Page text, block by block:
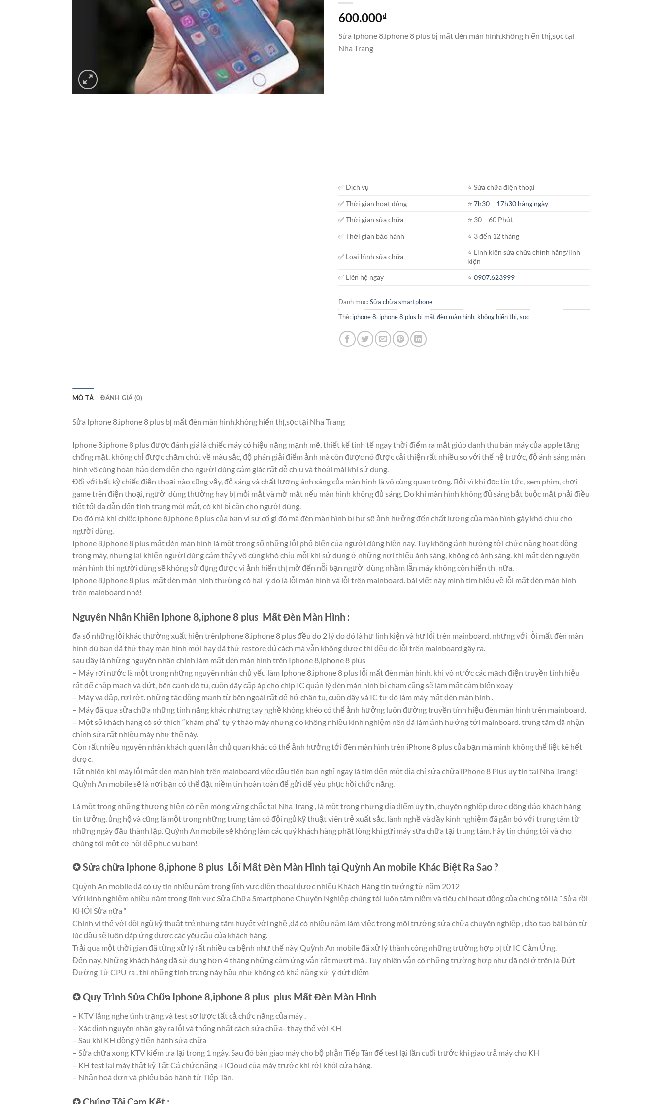
600.000₫
Sửa Iphone 8,iphone 8 plus bị mất đèn màn hình,không hiển thị,sọc tại
Nha Trang
✅ Dịch vụ
⭐️ Sửa chữa điện thoại
✅ Thời gian hoạt động
⭐️7h30 – 17h30 hàng ngày
✅ Thời gian sửa chữa
⭐️ 30 – 60 Phút
✅ Thời gian bảo hành
⭐️ 3 đến 12 tháng
✅ Loại hình sửa chữa
⭐️ Linh kiện sửa chữa chính hãng/linh
kiện
✅ Liên hệ ngay
⭐️0907.623999
Danh mục:Sửa chữa smartphone
Thẻ: iphone 8, iphone 8 plus bị mất đèn màn hình, không hiển thị, sọc
MÔ TẢ ĐÁNH GIÁ (0)
Sửa Iphone 8,iphone 8 plus bị mất đèn màn hình,không hiển thị,sọc tại Nha Trang
Iphone 8,iphone 8 plus được đánh giá là chiếc máy có hiệu năng mạnh mẽ, thiết kế tinh tế ngay thời điểm ra mắt giúp danh thu bán máy của apple tăng
chống mặt. không chỉ được chăm chút về màu sắc, độ phân giải điểm ảnh mà còn được nó được cải thiện rất nhiều so với thế hệ trước, độ ánh sáng màn
hình vô cùng hoàn hảo đem đến cho người dùng cảm giác rất dễ chịu và thoải mái khi sử dụng.
Đối với bất kỳ chiếc điện thoại nào cũng vậy, độ sáng và chất lượng ánh sáng của màn hình là vô cùng quan trọng. Bởi vì khi đọc tin tức, xem phim, chơi
game trên điện thoại, người dùng thường hay bị mỏi mắt và mờ mắt nếu màn hình không đủ sáng. Do khi màn hình không đủ sáng bắt buộc mắt phải điều
tiết tối đa dẫn đến tình trạng mỏi mắt, có khi bị cận cho người dùng.
Do đó mà khi chiếc Iphone 8,iphone 8 plus của bạn vì sự cố gì đó mà đèn màn hình bị hư sẽ ảnh hưởng đến chất lượng của màn hình gây khó chịu cho
người dùng.
Iphone 8,iphone 8 plus mất đèn màn hình là một trong số những lỗi phổ biến của người dùng hiện nay. Tuy không ảnh hưởng tới chức năng hoạt động
trong máy, nhưng lại khiến người dùng cảm thấy vô cùng khó chịu mỗi khi sử dụng ở những nơi thiếu ánh sáng, không có ánh sáng. khi mất đèn nguyên
màn hình thì người dùng sẽ không sử đụng được vì ảnh hiển thị mờ đến nỗi bạn người dùng nhầm lẫn máy không còn hiển thị nữa,
Iphone 8,iphone 8 plus mất đèn màn hình thường có hai lý do là lỗi màn hình và lỗi trên mainboard. bài viết này mình tìm hiểu về lỗi mất đèn màn hình
trên mainboard nhé!
Nguyên Nhân Khiến Iphone 8,iphone 8 plus Mất Đèn Màn Hình :
đa số những lỗi khác thường xuất hiện trênIphone 8,iphone 8 plus đều do 2 lý do dó là hư linh kiện và hư lỗi trên mainboard, nhưng với lỗi mất đèn màn
hình dù bạn đã thử thay màn hình mới hay đã thử restore đủ cách mà vẫn không được thì đều do lỗi trên mainboard gây ra.
sau đây là những nguyên nhân chính làm mất đèn màn hình trên Iphone 8,iphone 8 plus
– Máy rơi nước là một trong những nguyên nhân chủ yếu làm Iphone 8,iphone 8 plus lỗi mất đèn màn hình, khi vô nước các mạch điện truyền tính hiệu
rất dể chập mạch và đứt, bên cạnh đó tụ, cuộn dây cấp áp cho chip IC quản lý đèn màn hình bị chạm cũng sẽ làm mất cảm biến xoay
– Máy va đập, rơi rớt. những tác động mạnh từ bên ngoài rất dể hở chân tụ, cuộn dây và IC tự đó làm máy mất đèn màn hình .
– Máy đã qua sửa chữa những tính năng khác nhưng tay nghề không khéo có thể ảnh hưởng luôn đường truyền tính hiệu đèn màn hình trên mainboard.
– Một số khách hàng có sở thích “khám phá” tự ý tháo máy nhưng do không nhiều kinh nghiệm nên đã làm ảnh hưởng tới mainboard. trung tâm đã nhận
chỉnh sửa rất nhiều máy như thế này.
Còn rất nhiều nguyên nhân khách quan lẫn chủ quan khác có thể ảnh hưởng tới đèn màn hình trên iPhone 8 plus của bạn mà mình không thể liệt kê hết
được.
Tất nhiên khi máy lỗi mất đèn màn hình trên mainboard việc đầu tiên bạn nghĩ ngay là tìm đến một địa chỉ sửa chữa iPhone 8 Plus uy tín tại Nha Trang!
Quỳnh An mobile sẽ là nơi bạn có thể đặt niềm tin hoàn toàn để gửi dế yêu phục hồi chức năng.
Là một trong những thương hiện có nền móng vững chắc tại Nha Trang , là một trong nhưng địa điểm uy tín, chuyên nghiệp được đông đảo khách hàng
tin tưởng, ủng hộ và cũng là một trong những trung tâm có đội ngủ kỹ thuật viên trẻ xuất sắc, lành nghề và dầy kinh nghiệm đã gắn bó với trung tâm từ
những ngày đầu thành lập. Quỳnh An mobile sẻ không làm các quý khách hàng phật lòng khi gửi máy sửa chữa tại trung tâm. hãy tin chúng tôi và cho
chúng tôi một cơ hội để phục vụ bạn!!
✪ Sửa chữa Iphone 8,iphone 8 plus Lỗi Mất Đèn Màn Hình tại Quỳnh An mobile Khác Biệt Ra Sao ?
Quỳnh An mobile đã có uy tín nhiều năm trong lĩnh vực điện thoại được nhiều Khách Hàng tin tưởng từ năm 2012
Với kinh nghiệm nhiều năm trong lĩnh vực Sửa Chữa Smartphone Chuyên Nghiệp chúng tôi luôn tâm niệm và tiêu chí hoạt động của chúng tôi là ” Sửa rồi
KHỎI Sửa nữa “
Chính vì thế với đội ngũ kỹ thuật trẻ nhưng tâm huyết với nghề ,đã có nhiều năm làm việc trong môi trường sửa chữa chuyên nghiệp , đào tạo bài bản từ
lúc đầu sẽ luôn đáp ứng được các yêu cầu của khách hàng.
Trải qua một thời gian đã từng xử lý rất nhiều ca bệnh như thế này. Quỳnh An mobile đã xử lý thành công những trường hợp bị từ IC Cảm Ứng.
Đến nay. Những khách hàng đã sử dụng hơn 4 tháng những cảm ứng vẫn rất mượt mà . Tuy nhiên vẫn có những trường hợp như đã nói ở trên là Đứt
Đường Từ CPU ra . thì những tình trạng này hầu như không có khả năng xử lý dứt điểm
✪ Quy Trình Sửa Chữa Iphone 8,iphone 8 plus plus Mất Đèn Màn Hình
– KTV lắng nghe tình trạng và test sơ lược tất cả chức năng của máy .
– Xác định nguyên nhân gây ra lỗi và thống nhất cách sửa chữa- thay thế với KH
– Sau khi KH đồng ý tiến hành sửa chữa
– Sửa chữa xong KTV kiểm tra lại trong 1 ngày. Sau đó bàn giao máy cho bộ phận Tiếp Tân để test lại lần cuối trước khi giao trả máy cho KH
– KH test lại máy thật kỹ Tất Cả chức năng + iCloud của máy trước khi rời khỏi cửa hàng.
– Nhận hoá đơn và phiếu bảo hành từ Tiếp Tân.
✪ Chúng Tôi Cam Kết :